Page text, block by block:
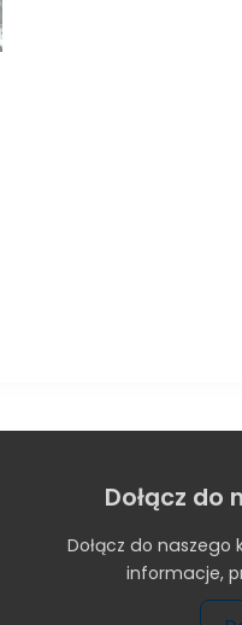
Dołącz do
Dołącz do naszego
informacje,